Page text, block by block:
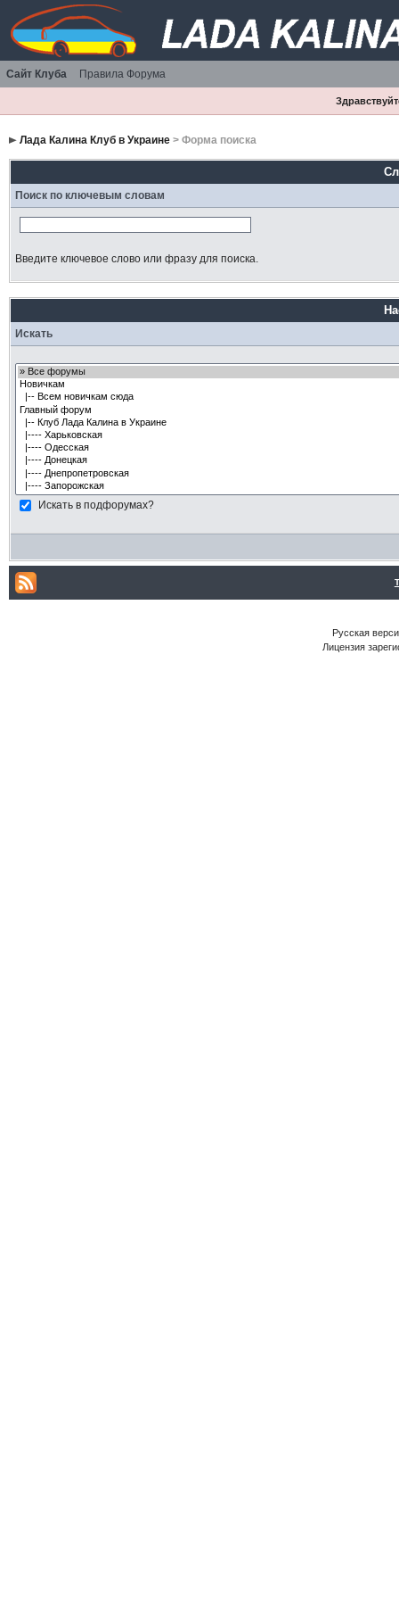
Сайт Клуба Правила Форума
Лада Калина Клуб в Украине> Форма поиска
Поиск по ключевым словам
Введите ключевое слово или фразу для поиска.
Искать
Искать в подфорумах?
Русская
Лицензия